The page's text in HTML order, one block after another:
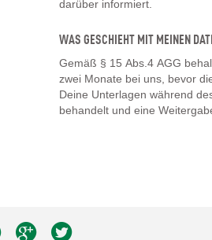
darüber informiert.
WAS GESCHIEHT MIT MEINEN
Gemäß § 15 Abs.4 AGG
zwei Monate bei uns, bevor
Deine Unterlagen während
behandelt und eine